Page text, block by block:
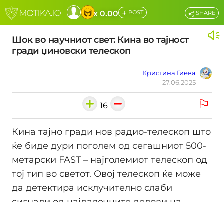
x 0.00 + POST
Шок во научниот свет: Кина во тајност
гради џиновски телескоп
Кристина Гиева
27.06.2025
SHARE
16
Кина тајно гради нов радио-телескоп што
ќе биде дури поголем од сегашниот 500-
метарски FAST – најголемиот телескоп од
тој тип во светот. Овој телескоп ќе може
да детектира исклучително слаби